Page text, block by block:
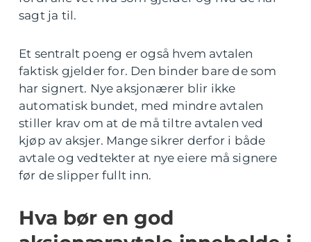
sagt ja til.
Et sentralt poeng er også hvem avtalen
faktisk gjelder for. Den binder bare de som
har signert. Nye aksjonærer blir ikke
automatisk bundet, med mindre avtalen
stiller krav om at de må tiltre avtalen ved
kjøp av aksjer. Mange sikrer derfor i både
avtale og vedtekter at nye eiere må signere
før de slipper fullt inn.
Hva bør en god